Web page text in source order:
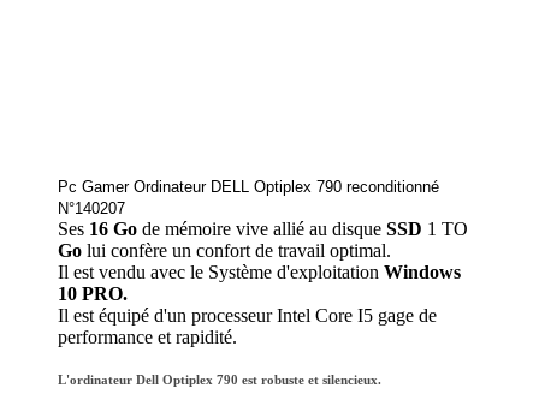
Pc Gamer Ordinateur DELL Optiplex 790 reconditionné
N°140207
Ses 16 Go de mémoire vive allié au disque SSD 1 TO
Go lui confère un confort de travail optimal.
Il est vendu avec le Système d'exploitation Windows
10 PRO.
Il est équipé d'un processeur Intel Core I5 gage de
performance et rapidité.
L'ordinateur Dell Optiplex 790 est robuste et silencieux.